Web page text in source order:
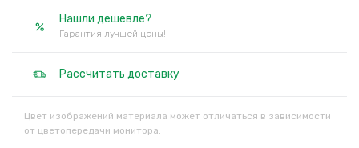
Нашли дешевле?
Гарантия лучшей цены!
Рассчитать доставку
Цвет изображений материала может отличаться в зависимости
от цветопередачи монитора.